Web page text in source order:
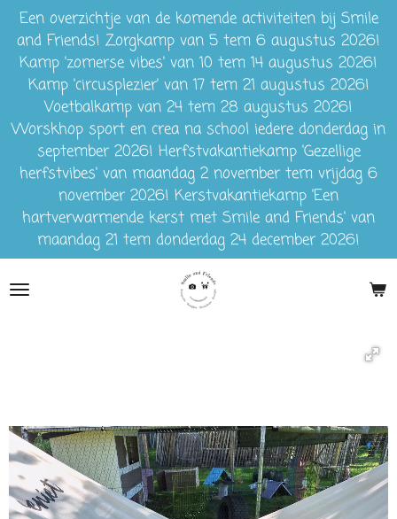
Ga
direct
naar
hoofdinhoud
Een overzichtje van de komende activiteiten bij Smile
and Friends! Zorgkamp van 5 tem 6 augustus 2026!
Kamp 'zomerse vibes' van 10 tem 14 augustus 2026!
Kamp 'circusplezier' van 17 tem 21 augustus 2026!
Voetbalkamp van 24 tem 28 augustus 2026!
Worskhop sport en crea na school iedere donderdag in
september 2026! Herfstvakantiekamp 'Gezellige
herfstvibes' van maandag 2 november tem vrijdag 6
november 2026! Kerstvakantiekamp 'Een
hartverwarmende kerst met Smile and Friends' van
maandag 21 tem donderdag 24 december 2026!